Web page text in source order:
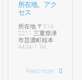
所在地、アク
セス
所在地 〒514-
2211 三重県津
市芸濃町椋本
4434-1 Tel...
Read more